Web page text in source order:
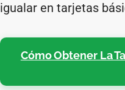
igualar en tarjetas
Cómo Obtener La